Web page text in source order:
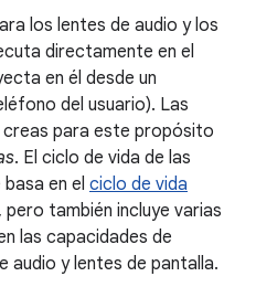
los lentes de audio y los
directamente en el
en él desde un
del usuario). Las
para este propósito
. El ciclo de vida de las
en el ciclo de vida
pero también incluye varias
las capacidades de
audio y lentes de pantalla.